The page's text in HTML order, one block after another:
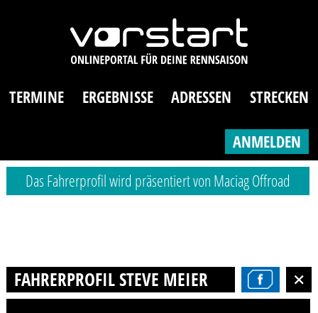
TERMINE ERGEBNISSE ADRESSEN STRECKEN
ANMELDEN
Das Fahrerprofil wird präsentiert von Maciag Offroad
FAHRERPROFIL STEVE MEIER